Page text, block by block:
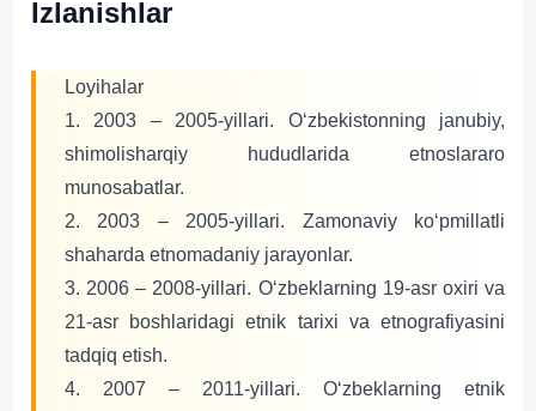
Izlanishlar
Loyihalar
1. 2003 – 2005-yillari. O‘zbekistonning janubiy,
shimolisharqiy hududlarida etnoslararo
munosabatlar.
2. 2003 – 2005-yillari. Zamonaviy ko‘pmillatli
shaharda etnomadaniy jarayonlar.
3. 2006 – 2008-yillari. O‘zbeklarning 19-asr oxiri va
21-asr boshlaridagi etnik tarixi va etnografiyasini
tadqiq etish.
4. 2007 – 2011-yillari. O‘zbeklarning etnik